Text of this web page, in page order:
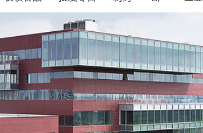
正大中国
领导人致辞
卓越领导人
制药
地产
工业